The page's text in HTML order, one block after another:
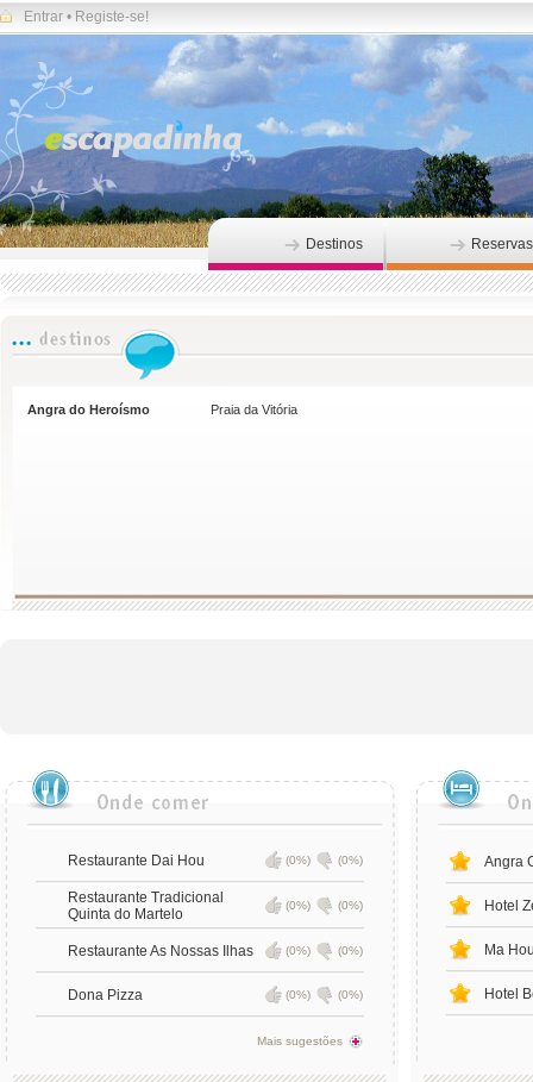
Entrar • Registe-se!
Destinos Reservas
Angra do Heroísmo Praia da Vitória
Restaurante Dai Hou (0%) (0%)
Restaurante Tradicional
Quinta do Martelo
(0%) (0%)
Restaurante As Nossas Ilhas (0%) (0%)
Dona Pizza (0%) (0%)
Mais sugestões
Angra
Hotel
Ma
Hotel